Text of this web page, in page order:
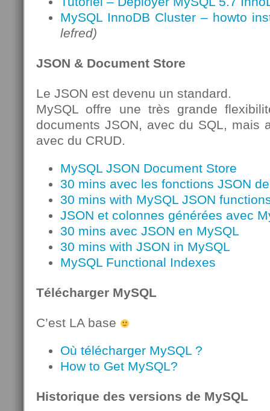
MySQL InnoDB Cluster – howto
lefred)
JSON & Document Store
Le JSON est devenu un standard.
MySQL offre une très grande
documents JSON, avec du SQL, mais
avec du CRUD.
MySQL JSON Document Store
30 mins avec les fonctions JSON
30 mins with MySQL JSON
JSON et colonnes générées avec
30 mins avec JSON en MySQL
30 mins with JSON in MySQL
MySQL Functional Indexes
Télécharger MySQL
C’est LA base
Où télécharger MySQL ?
How to Get MySQL?
Historique des versions de MySQL